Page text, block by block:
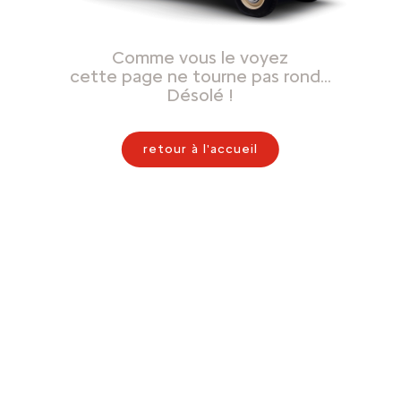
Comme vous le voyez
cette page ne tourne pas rond…
Désolé !
retour à l'accueil